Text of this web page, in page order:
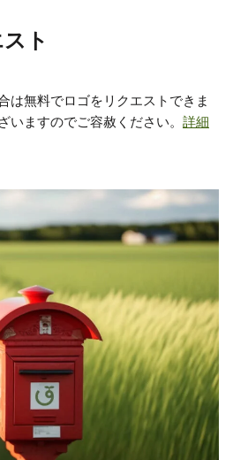
ト
は無料でロゴをリクエストできま
いますのでご容赦ください。 詳細